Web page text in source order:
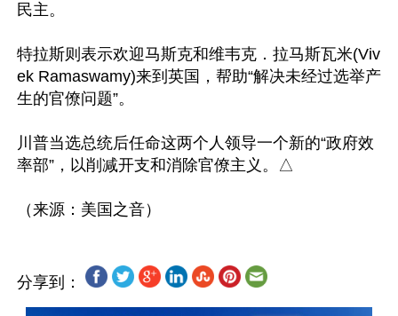
民主。
特拉斯则表示欢迎马斯克和维韦克．拉马斯瓦米(Viv
ek Ramaswamy)来到英国，帮助“解决未经过选举产
生的官僚问题”。
川普当选总统后任命这两个人领导一个新的“政府效
率部”，以削减开支和消除官僚主义。△
分享到：